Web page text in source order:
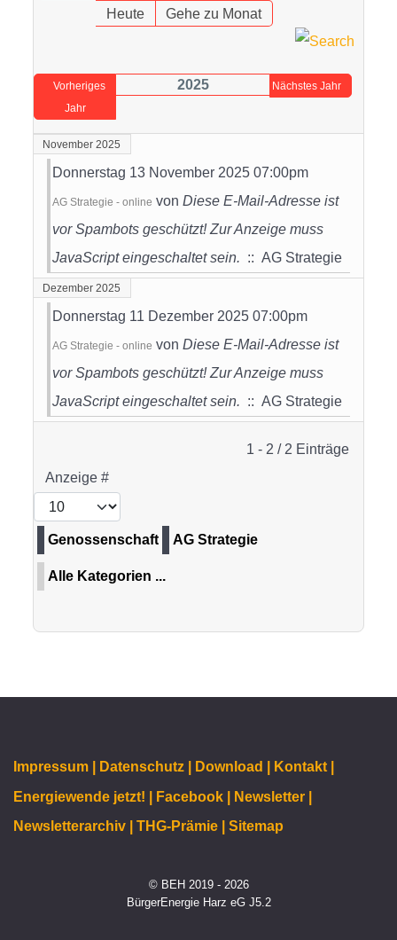
Heute
Gehe zu Monat
Vorheriges
Jahr
2025 Nächstes Jahr
November 2025
Donnerstag 13 November 2025 07:00pm
AG Strategie - online von Diese E-Mail-Adresse ist
vor Spambots geschützt! Zur Anzeige muss
JavaScript eingeschaltet sein. :: AG Strategie
Dezember 2025
Donnerstag 11 Dezember 2025 07:00pm
AG Strategie - online von Diese E-Mail-Adresse ist
vor Spambots geschützt! Zur Anzeige muss
JavaScript eingeschaltet sein. :: AG Strategie
Limite der Paginierungsliste
1 - 2 / 2 Einträge
Anzeige #
Genossenschaft AG Strategie
Alle Kategorien ...
Impressum | Datenschutz | Download |
Kontakt |
Energiewende jetzt! |
Facebook |
Newsletter |
Newsletterarchiv |
THG-Prämie | Sitemap
© BEH 2019 - 2026
BürgerEnergie Harz eG J5.2